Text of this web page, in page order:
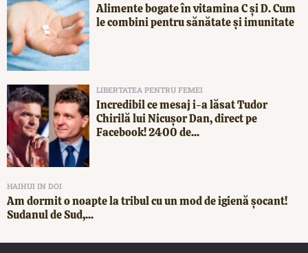
Alimente bogate în vitamina C și D. Cum
le combini pentru sănătate și imunitate
LIBERTATEA PENTRU FEMEI
Incredibil ce mesaj i-a lăsat Tudor
Chirilă lui Nicușor Dan, direct pe
Facebook! 2400 de...
HAIHUI IN DOI
Am dormit o noapte la tribul cu un mod de igienă șocant!
Sudanul de Sud,...